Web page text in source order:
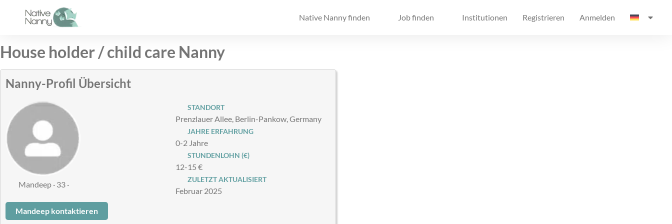
Native Nanny finden Job finden Institutionen Registrieren Anmelden
House holder / child care Nanny
Nanny-Profil Übersicht
Mandeep · 33 ·
STANDORT
Prenzlauer Allee, Berlin-Pankow, Germany
JAHRE ERFAHRUNG
0-2 Jahre
STUNDENLOHN (€)
12-15 €
ZULETZT AKTUALISIERT
Februar 2025
Mandeep kontaktieren